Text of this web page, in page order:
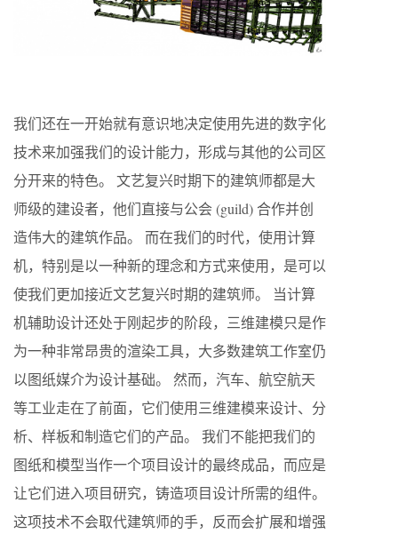
我们还在一开始就有意识地决定使用先进的数字化
技术来加强我们的设计能力，形成与其他的公司区
分开来的特色。 文艺复兴时期下的建筑师都是大
师级的建设者，他们直接与公会 (guild) 合作并创
造伟大的建筑作品。 而在我们的时代，使用计算
机，特别是以一种新的理念和方式来使用，是可以
使我们更加接近文艺复兴时期的建筑师。 当计算
机辅助设计还处于刚起步的阶段，三维建模只是作
为一种非常昂贵的渲染工具，大多数建筑工作室仍
以图纸媒介为设计基础。 然而，汽车、航空航天
等工业走在了前面，它们使用三维建模来设计、分
析、样板和制造它们的产品。 我们不能把我们的
图纸和模型当作一个项目设计的最终成品，而应是
让它们进入项目研究，铸造项目设计所需的组件。
这项技术不会取代建筑师的手，反而会扩展和增强